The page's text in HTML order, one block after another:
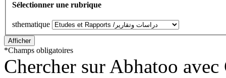
Sélectionner une rubrique
sthematique
*Champs obligatoires
Chercher sur Abhatoo